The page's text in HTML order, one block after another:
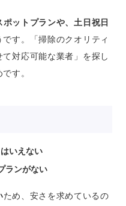
ットプランや、土日祝日
す。「掃除のクオリティ
対応可能な業者」を探し
す。
いえない
ランがない
ため、安さを求めているの